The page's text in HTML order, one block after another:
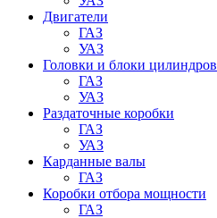
Двигатели
ГАЗ
УАЗ
Головки и блоки цилиндров
ГАЗ
УАЗ
Раздаточные коробки
ГАЗ
УАЗ
Карданные валы
ГАЗ
Коробки отбора мощности
ГАЗ